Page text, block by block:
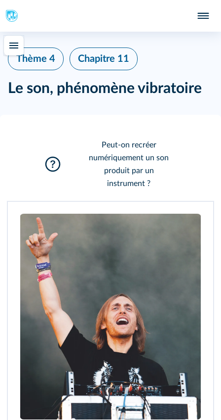
Thème 4 Chapitre 11
Le son, phénomène vibratoire
Peut-on recréer
numériquement un son
produit par un
instrument ?